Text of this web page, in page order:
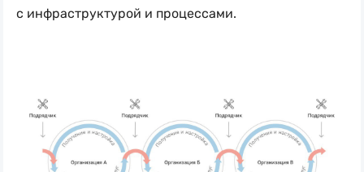
с инфраструктурой и процессами.